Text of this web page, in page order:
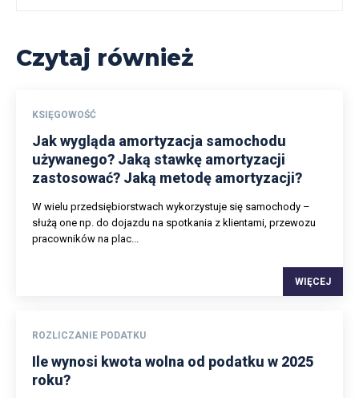
Czytaj również
KSIĘGOWOŚĆ
Jak wygląda amortyzacja samochodu
używanego? Jaką stawkę amortyzacji
zastosować? Jaką metodę amortyzacji?
W wielu przedsiębiorstwach wykorzystuje się samochody –
służą one np. do dojazdu na spotkania z klientami, przewozu
pracowników na plac...
WIĘCEJ
ROZLICZANIE PODATKU
Ile wynosi kwota wolna od podatku w 2025
roku?